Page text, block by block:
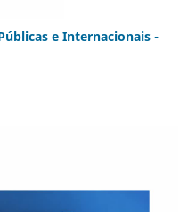
e Internacionais -